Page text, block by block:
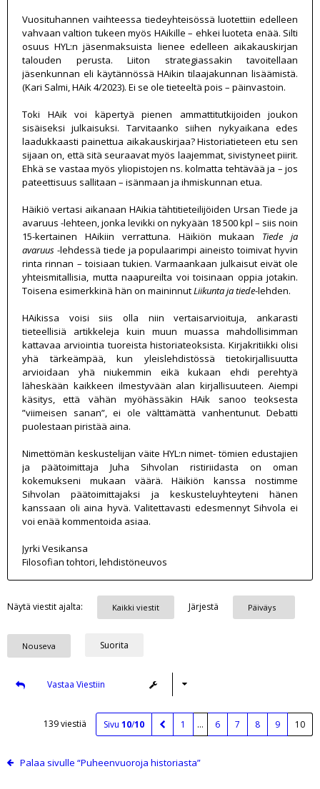
Vuosituhannen vaihteessa tiedeyhteisössä luotettiin edelleen
vahvaan valtion tukeen myös HAikille – ehkei luoteta enää. Silti
osuus HYL:n jäsenmaksuista lienee edelleen aikakauskirjan
talouden perusta. Liiton strategiassakin tavoitellaan
jäsenkunnan eli käytännössä HAikin tilaajakunnan lisäämistä.
(Kari Salmi, HAik 4/2023). Ei se ole tieteeltä pois – päinvastoin.
Toki HAik voi käpertyä pienen ammattitutkijoiden joukon
sisäiseksi julkaisuksi. Tarvitaanko siihen nykyaikana edes
laadukkaasti painettua aikakauskirjaa? Historiatieteen etu sen
sijaan on, että sitä seuraavat myös laajemmat, sivistyneet piirit.
Ehkä se vastaa myös yliopistojen ns. kolmatta tehtävää ja – jos
pateettisuus sallitaan – isänmaan ja ihmiskunnan etua.
Häikiö vertasi aikanaan HAikia tähtitieteilijöiden Ursan Tiede ja
avaruus -lehteen, jonka levikki on nykyään 18 500 kpl – siis noin
15-kertainen HAikiin verrattuna. Häikiön mukaan Tiede ja
avaruus -lehdessä tiede ja populaarimpi aineisto toimivat hyvin
rinta rinnan – toisiaan tukien. Varmaankaan julkaisut eivät ole
yhteismitallisia, mutta naapureilta voi toisinaan oppia jotakin.
Toisena esimerkkinä hän on maininnutLiikunta ja tiede-lehden.
HAikissa voisi siis olla niin vertaisarvioituja, ankarasti
tieteellisiä artikkeleja kuin muun muassa mahdollisimman
kattavaa arviointia tuoreista historiateoksista. Kirjakritiikki olisi
yhä tärkeämpää, kun yleislehdistössä tietokirjallisuutta
arvioidaan yhä niukemmin eikä kukaan ehdi perehtyä
läheskään kaikkeen ilmestyvään alan kirjallisuuteen. Aiempi
käsitys, että vähän myöhässäkin HAik sanoo teoksesta
”viimeisen sanan”, ei ole välttämättä vanhentunut. Debatti
puolestaan piristää aina.
Nimettömän keskustelijan väite HYL:n nimet- tömien edustajien
ja päätoimittaja Juha Sihvolan ristiriidasta on oman
kokemukseni mukaan väärä. Häikiön kanssa nostimme
Sihvolan päätoimittajaksi ja keskusteluyhteyteni hänen
kanssaan oli aina hyvä. Valitettavasti edesmennyt Sihvola ei
voi enää kommentoida asiaa.
Jyrki Vesikansa
Filosofian tohtori, lehdistöneuvos
Näytä viestit ajalta: Järjestä
Vastaa Viestiin
139 viestiä Sivu 10/10 1 … 6 7 8 9 10
Palaa sivulle “Puheenvuoroja historiasta”